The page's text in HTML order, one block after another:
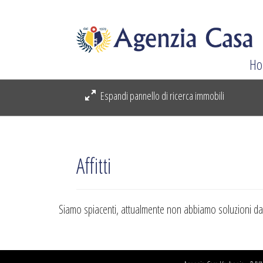
Espandi pannello di ricerca immobili
Affitti
Siamo spiacenti, attualmente non abbiamo soluzioni